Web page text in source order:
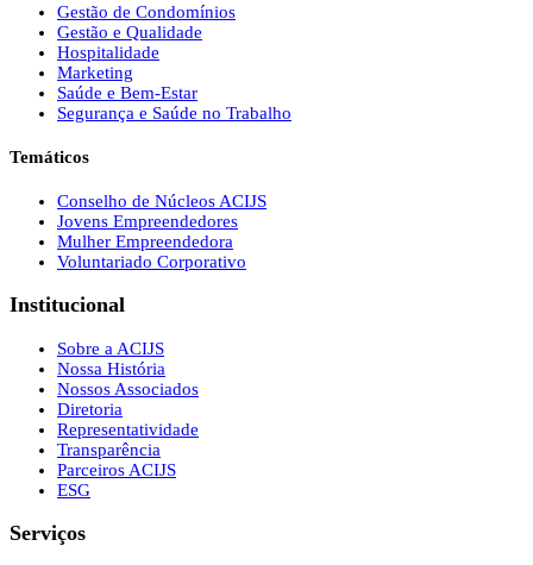
Gestão de Condomínios
Gestão e Qualidade
Hospitalidade
Marketing
Saúde e Bem-Estar
Segurança e Saúde no Trabalho
Temáticos
Conselho de Núcleos ACIJS
Jovens Empreendedores
Mulher Empreendedora
Voluntariado Corporativo
Institucional
Sobre a ACIJS
Nossa História
Nossos Associados
Diretoria
Representatividade
Transparência
Parceiros ACIJS
ESG
Serviços